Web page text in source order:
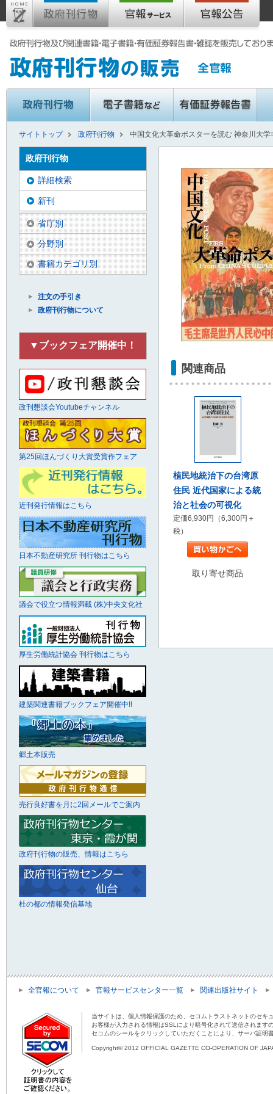
サイトトップ 政府刊行物 中国文化大革命ポスターを読む 神奈川大
関連商品
植民地統治下の台湾原
住民 近代国家による統
治と社会の可視化
定価6,930円（6,300円＋
税）
取り寄せ商品
政府刊行物
詳細検索
新刊
省庁別
分野別
書籍カテゴリ別
注文の手引き
政府刊行物について
▼ブックフェア開催中！
政刊懇談会Youtubeチャンネル
第25回ほんづくり大賞受賞作フェア
近刊発行情報はこちら
日本不動産研究所 刊行物はこちら
議会で役立つ情報満載 (株)中央文化社
厚生労働統計協会 刊行物はこちら
建築関連書籍ブックフェア開催中!!
郷土本販売
売行良好書を月に2回メールでご案内
政府刊行物の販売、情報はこちら
杜の都の情報発信基地
全官報について 官報サービスセンター一覧 関連出版社サイト
当サイトは、個人情報保護のため、セコムトラストネットのセキ
お客様が入力される情報はSSLにより暗号化されて送信されま
セコムのシールをクリックしていただくことにより、サーバ証明
Copyright© 2012 OFFICIAL GAZETTE CO-OPERATION OF